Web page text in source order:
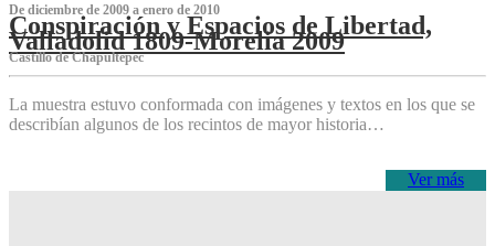
De diciembre de 2009 a enero de 2010
Conspiración y Espacios de Libertad,
Valladolid 1809-Morelia 2009
Castillo de Chapultepec
La muestra estuvo conformada con imágenes y textos en los que se
describían algunos de los recintos de mayor historia…
Ver más